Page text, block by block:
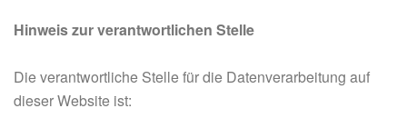
Hinweis zur verantwortlichen Stelle
Die verantwortliche Stelle für die Datenverarbeitung auf
dieser Website ist: